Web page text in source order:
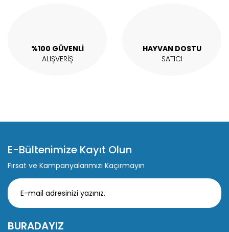
%100 GÜVENLİ
ALIŞVERİŞ
HAYVAN DOSTU
SATICI
E-Bültenimize Kayıt Olun
Fırsat ve Kampanyalarımızı Kaçırmayın
BURADAYIZ